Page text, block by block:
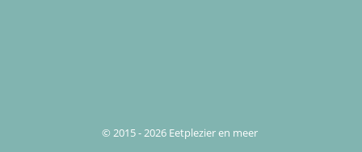
© 2015 - 2026 Eetplezier en meer